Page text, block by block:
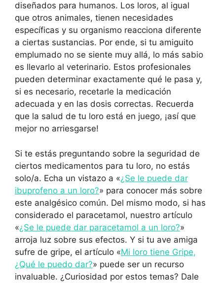
diseñados para humanos. Los loros, al igual
que otros animales, tienen necesidades
específicas y su organismo reacciona diferente
a ciertas sustancias. Por ende, si tu amiguito
emplumado no se siente muy allá, lo más sabio
es llevarlo al veterinario. Estos profesionales
pueden determinar exactamente qué le pasa y,
si es necesario, recetarle la medicación
adecuada y en las dosis correctas. Recuerda
que la salud de tu loro está en juego, ¡así que
mejor no arriesgarse!
Si te estás preguntando sobre la seguridad de
ciertos medicamentos para tu loro, no estás
solo/a. Echa un vistazo a «¿Se le puede dar
ibuprofeno a un loro?» para conocer más sobre
este analgésico común. Del mismo modo, si has
considerado el paracetamol, nuestro artículo
«¿Se le puede dar paracetamol a un loro?»
arroja luz sobre sus efectos. Y si tu ave amiga
sufre de gripe, el artículo «Mi loro tiene Gripe,
¿Qué le puedo dar?» puede ser un recurso
invaluable. ¿Curiosidad por estos temas? Dale